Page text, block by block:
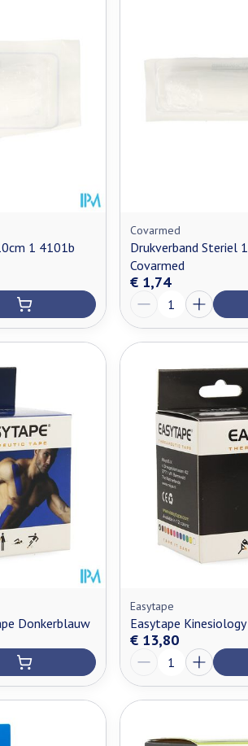
1 4101b
Covarmed
Drukverband Steriel
Covarmed
€ 1,74
Aantal
Donkerblauw
Easytape
Easytape
€ 13,80